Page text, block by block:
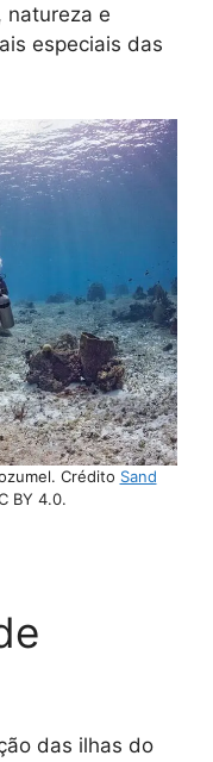
natureza e
especiais das
Crédito Sand
BY 4.0.
das ilhas do